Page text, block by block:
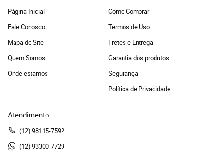
Página Inicial
Fale Conosco
Mapa do Site
Quem Somos
Onde estamos
Como Comprar
Termos de Uso
Fretes e Entrega
Garantia dos produtos
Segurança
Política de Privacidade
Atendimento
(12) 98115-7592
(12) 93300-7729